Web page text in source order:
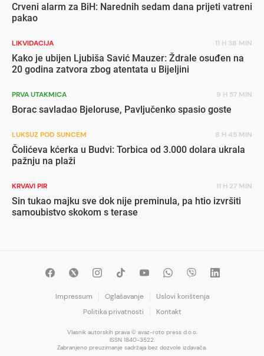
Crveni alarm za BiH: Narednih sedam dana prijeti vatreni
pakao
LIKVIDACIJA 11 H 38 MIN
Kako je ubijen Ljubiša Savić Mauzer: Ždrale osuđen na
20 godina zatvora zbog atentata u Bijeljini
PRVA UTAKMICA 9 H 57 MIN
Borac savladao Bjeloruse, Pavljučenko spasio goste
LUKSUZ POD SUNCEM 8 H 45 MIN
Čolićeva kćerka u Budvi: Torbica od 3.000 dolara ukrala
pažnju na plaži
KRVAVI PIR 11 H 27 MIN
Sin tukao majku sve dok nije preminula, pa htio izvršiti
samoubistvo skokom s terase
Impressum Oglašavanje
Uslovi korištenja
Politika privatnosti
Kontakt
Vlasnik autorskih prava © avaz-roto press d.o.o.
ISSN 1840-3522.
Zabranjeno preuzimanje sadržaja bez dozvole izdavača.